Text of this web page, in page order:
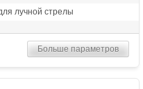
лучной стрелы
Больше параметров